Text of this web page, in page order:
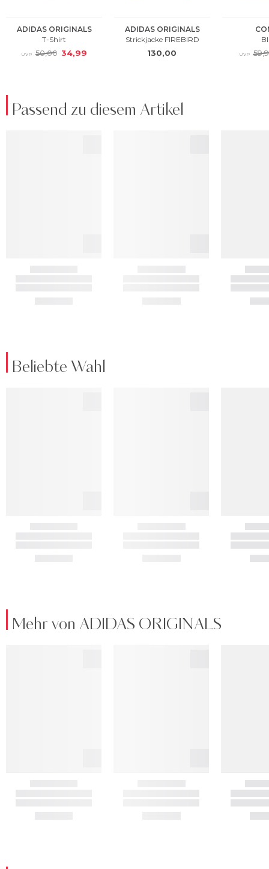
Passend zu diesem Artikel
Beliebte Wahl
Mehr von ADIDAS ORIGINALS